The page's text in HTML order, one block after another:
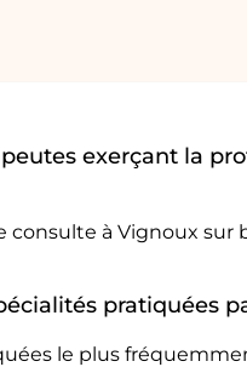
exerçant la
consulte à Vignoux sur
pratiquées
le plus